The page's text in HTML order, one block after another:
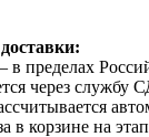
в пределах
через службу
в корзине на